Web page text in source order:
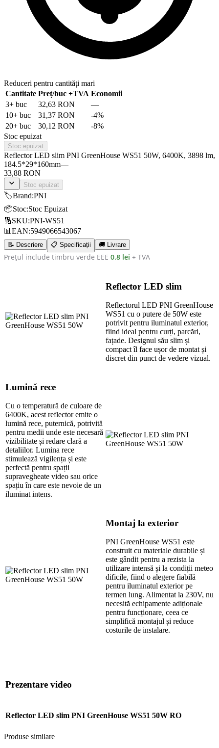
Reduceri pentru cantități mari
Cantitate Preț/buc +TVA Economii
3+ buc 32,63 RON
—
10+ buc 31,37 RON -4%
20+ buc 30,12 RON -8%
Stoc epuizat
Stoc epuizat
Reflector LED slim PNI GreenHouse WS51 50W, 6400K, 3898 lm,
184.5*29*160mm—
33,88 RON
Stoc epuizat
🏷️Brand:PNI
📦Stoc:Stoc Epuizat
🔢SKU:PNI-WS51
📊 EAN:5949066543067
📝 Descriere 📋 Specificații 🚚 Livrare
Prețul include timbru verde EEE 0.8 lei + TVA
Reflector LED slim
Reflectorul LED PNI GreenHouse
WS51 cu o putere de 50W este
potrivit pentru iluminatul exterior,
fiind ideal pentru curți, parcări,
fațade. Designul său slim și
compact îl face ușor de montat și
discret din punct de vedere vizual.
Lumină rece
Cu o temperatură de culoare de
6400K, acest reflector emite o
lumină rece, puternică, potrivită
pentru medii unde este necesară
vizibilitate și redare clară a
detaliilor. Lumina rece
stimulează vigilența și este
perfectă pentru spații
supravegheate video sau orice
spațiu în care este nevoie de un
iluminat intens.
Montaj la exterior
PNI GreenHouse WS51 este
construit cu materiale durabile și
este gândit pentru a rezista la
utilizare intensă și la condiții meteo
dificile, fiind o alegere fiabilă
pentru iluminatul exterior pe
termen lung. Alimentat la 230V, nu
necesită echipamente adiționale
pentru funcționare, ceea ce
simplifică montajul și reduce
costurile de instalare.
Prezentare video
Reflector LED slim PNI GreenHouse WS51 50W RO
Produse similare